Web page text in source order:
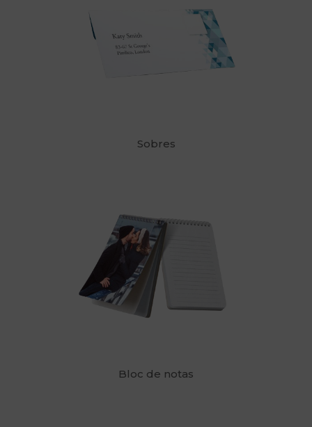
Sobres
Bloc de notas